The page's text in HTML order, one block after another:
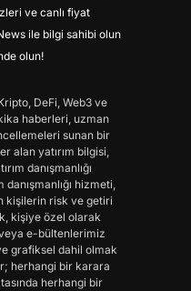
ve canlı fiyat
ile bilgi sahibi olun
olun!
DeFi, Web3 ve
haberleri, uzman
sunan bir
alan yatırım bilgisi,
danışmanlığı
danışmanlığı hizmeti,
kişilerin risk ve getiri
kişiye özel olarak
e-bültenlerimiz
grafiksel dahil olmak
herhangi bir karara
herhangi bir